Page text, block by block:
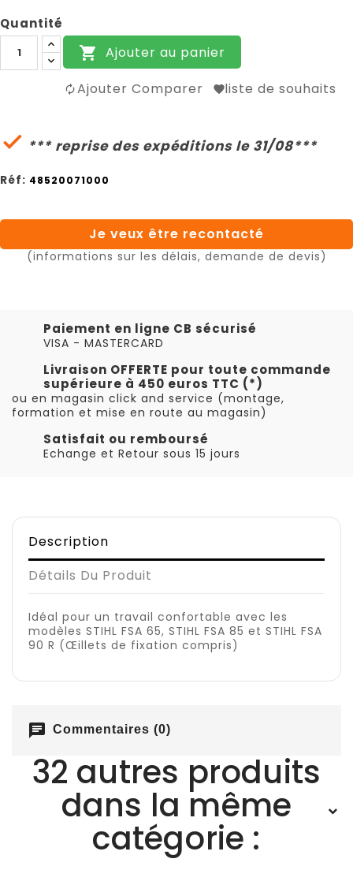
Quantité
 Ajouter au panier
Ajouter Comparer liste de souhaits
 *** reprise des expéditions le 31/08***
Réf: 48520071000
Je veux être recontacté
(informations sur les délais, demande de devis)
Paiement en ligne CB sécurisé
VISA - MASTERCARD
Livraison OFFERTE pour toute commande
supérieure à 450 euros TTC (*)
ou en magasin click and service (montage,
formation et mise en route au magasin)
Satisfait ou remboursé
Echange et Retour sous 15 jours
Description
Détails Du Produit
Idéal pour un travail confortable avec les
modèles STIHL FSA 65, STIHL FSA 85 et STIHL FSA
90 R (Œillets de fixation compris)
chat Commentaires (0)
32 autres produits
dans la même
catégorie :